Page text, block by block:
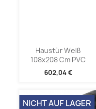
Haustür Weiß
108x208 Cm PVC
602,04 €
NICHT AUF LAGER